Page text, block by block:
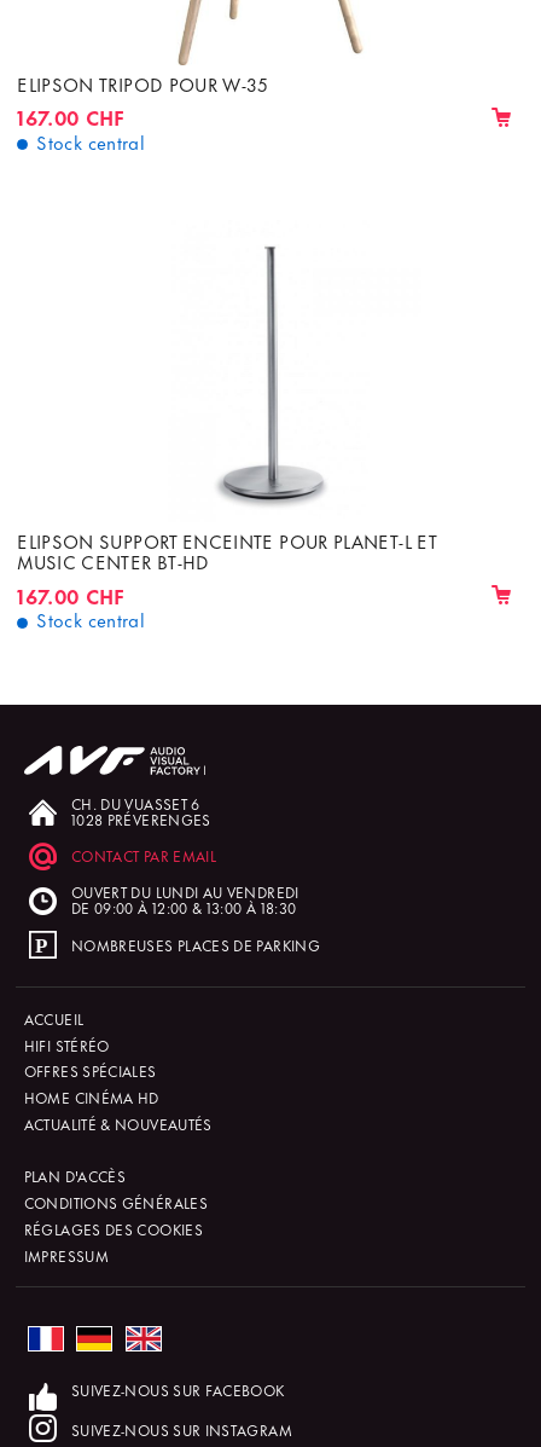
ELIPSON TRIPOD POUR W-35
167.00 CHF
Stock central
ELIPSON SUPPORT ENCEINTE POUR PLANET-L ET
MUSIC CENTER BT-HD
167.00 CHF
Stock central
CH. DU VUASSET 6
1028 PRÉVERENGES
CONTACT PAR EMAIL
OUVERT DU LUNDI AU VENDREDI
DE 09:00 À 12:00 & 13:00 À 18:30
NOMBREUSES PLACES DE PARKING
ACCUEIL
HIFI STÉRÉO
OFFRES SPÉCIALES
HOME CINÉMA HD
ACTUALITÉ & NOUVEAUTÉS
PLAN D'ACCÈS
CONDITIONS GÉNÉRALES
RÉGLAGES DES COOKIES
IMPRESSUM
SUIVEZ-NOUS SUR FACEBOOK
SUIVEZ-NOUS SUR INSTAGRAM